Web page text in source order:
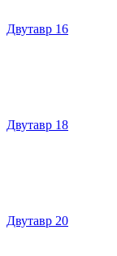
Двутавр 16
Двутавр 18
Двутавр 20